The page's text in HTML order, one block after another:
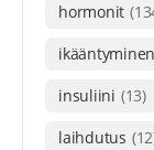
hormonit
ikääntyminen
insuliini (13)
laihdutus